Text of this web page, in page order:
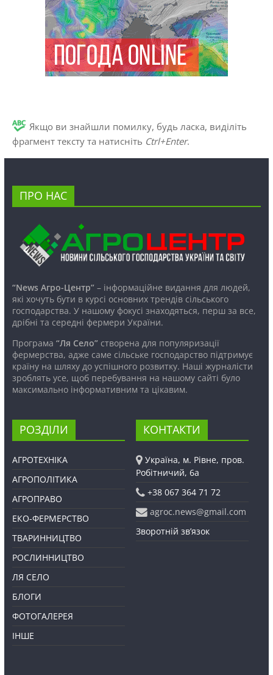
Якщо ви знайшли помилку, будь ласка, виділіть
фрагмент тексту та натисніть Ctrl+Enter.
ПРО НАС
“News Агро-Центр”– інформаційне видання для людей,
які хочуть бути в курсі основних трендів сільського
господарства. У нашому фокусі знаходяться, перш за все,
дрібні та середні фермери України.
Програма “Ля Село”створена для популяризації
фермерства, адже саме сільське господарство підтримує
країну на шляху до успішного розвитку. Наші журналісти
зроблять усе, щоб перебування на нашому сайті було
максимально інформативним та цікавим.
РОЗДІЛИ
АГРОТЕХНІКА
АГРОПОЛІТИКА
АГРОПРАВО
ЕКО-ФЕРМЕРСТВО
ТВАРИННИЦТВО
РОСЛИННИЦТВО
ЛЯ СЕЛО
БЛОГИ
ФОТОГАЛЕРЕЯ
ІНШЕ
КОНТАКТИ
Україна, м. Рівне, пров.
Робітничий, 6а
+38 067 364 71 72
agroc.news@gmail.com
Зворотній зв’язок